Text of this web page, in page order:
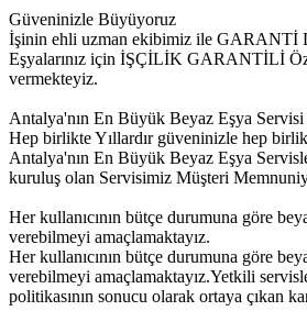
Güveninizle Büyüyoruz
İşinin ehli uzman ekibimiz ile GARANTİ
Eşyalarınız için İŞÇİLİK GARANTİLİ
vermekteyiz.
Antalya'nın En Büyük Beyaz Eşya Servisi
Hep birlikte Yıllardır güveninizle hep
Antalya'nın En Büyük Beyaz Eşya
kuruluş olan Servisimiz Müşteri
Her kullanıcının bütçe durumuna göre
verebilmeyi amaçlamaktayız.
Her kullanıcının bütçe durumuna göre
verebilmeyi amaçlamaktayız.Yetkili
politikasının sonucu olarak ortaya çıkan